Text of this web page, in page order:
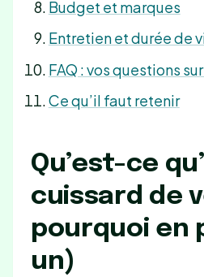
Budget et marques
Entretien et durée de
FAQ : vos questions
Ce qu’il faut retenir
Qu’est-ce
cuissard de
pourquoi en
un)